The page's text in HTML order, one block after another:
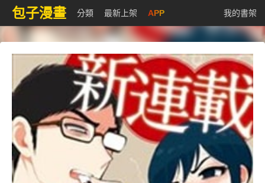
包子漫畫 分類 最新上架 APP 我的書架